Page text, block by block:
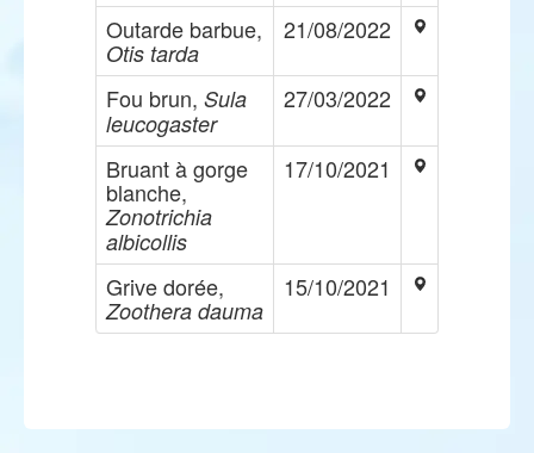
Outarde barbue,
Otis tarda
21/08/2022
Fou brun, Sula
leucogaster
27/03/2022
Bruant à gorge
blanche,
Zonotrichia
albicollis
17/10/2021
Grive dorée,
Zoothera dauma
15/10/2021